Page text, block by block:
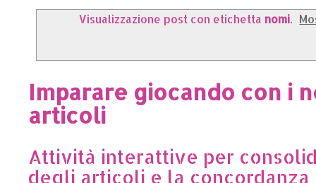
Visualizzazione post con etichetta nomi.
Imparare giocando con i
articoli
Attività interattive per
degli articoli e la concordanza